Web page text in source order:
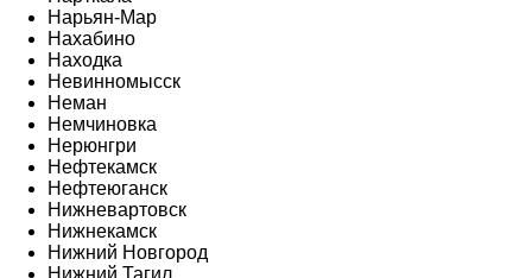
Нарьян-Мар
Нахабино
Находка
Невинномысск
Неман
Немчиновка
Нерюнгри
Нефтекамск
Нефтеюганск
Нижневартовск
Нижнекамск
Нижний Новгород
Нижний Тагил